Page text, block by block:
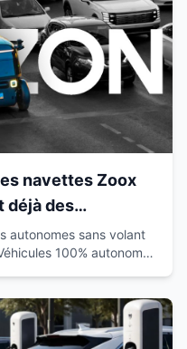
navettes Zoox
déjà des
autonomes sans volant
100% autonomes